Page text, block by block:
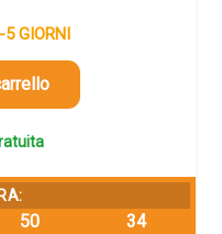
GIORNI
50 33